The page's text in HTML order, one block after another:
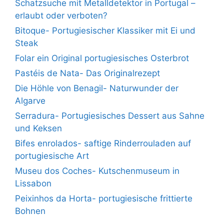
Schatzsuche mit Metalldetektor in Portugal –
erlaubt oder verboten?
Bitoque- Portugiesischer Klassiker mit Ei und
Steak
Folar ein Original portugiesisches Osterbrot
Pastéis de Nata- Das Originalrezept
Die Höhle von Benagil- Naturwunder der
Algarve
Serradura- Portugiesisches Dessert aus Sahne
und Keksen
Bifes enrolados- saftige Rinderrouladen auf
portugiesische Art
Museu dos Coches- Kutschenmuseum in
Lissabon
Peixinhos da Horta- portugiesische frittierte
Bohnen